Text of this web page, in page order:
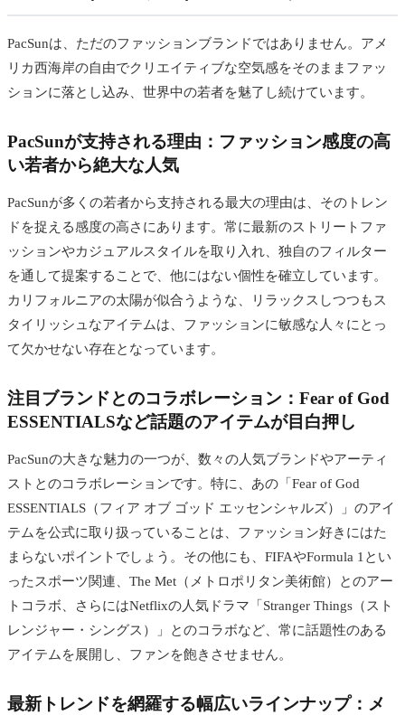
PacSunは、ただのファッションブランドではありません。アメ
リカ西海岸の自由でクリエイティブな空気感をそのままファッ
ションに落とし込み、世界中の若者を魅了し続けています。
PacSunが支持される理由：ファッション感度の高
い若者から絶大な人気
PacSunが多くの若者から支持される最大の理由は、そのトレン
ドを捉える感度の高さにあります。常に最新のストリートファ
ッションやカジュアルスタイルを取り入れ、独自のフィルター
を通して提案することで、他にはない個性を確立しています。
カリフォルニアの太陽が似合うような、リラックスしつつもス
タイリッシュなアイテムは、ファッションに敏感な人々にとっ
て欠かせない存在となっています。
注目ブランドとのコラボレーション：Fear of God
ESSENTIALSなど話題のアイテムが目白押し
PacSunの大きな魅力の一つが、数々の人気ブランドやアーティ
ストとのコラボレーションです。特に、あの「Fear of God
ESSENTIALS（フィア オブ ゴッド エッセンシャルズ）」のアイ
テムを公式に取り扱っていることは、ファッション好きにはた
まらないポイントでしょう。その他にも、FIFAやFormula 1とい
ったスポーツ関連、The Met（メトロポリタン美術館）とのアー
トコラボ、さらにはNetflixの人気ドラマ「Stranger Things（スト
レンジャー・シングス）」とのコラボなど、常に話題性のある
アイテムを展開し、ファンを飽きさせません。
最新トレンドを網羅する幅広いラインナップ：メ